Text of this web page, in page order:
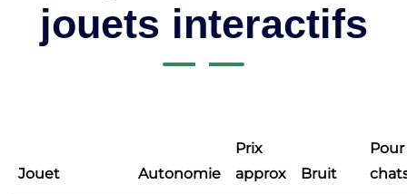
jouets interactifs
Jouet Autonomie
Prix
approx
Bruit
Pour